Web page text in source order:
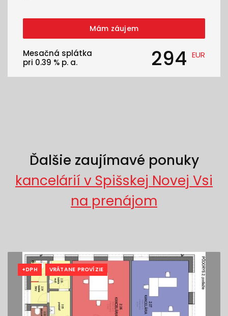
Mám záujem
Mesačná splátka
pri 0.39 % p. a. 294 EUR
Ďalšie zaujímavé ponuky
kancelárií v Spišskej Novej Vsi
na prenájom
+DPH VRÁTANE PROVÍZIE